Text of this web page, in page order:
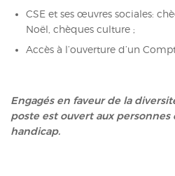
CSE et ses œuvres sociales:
Noël, chèques culture ;
Accès à l’ouverture d’un
Engagés en faveur de la
poste est ouvert aux personnes
handicap.